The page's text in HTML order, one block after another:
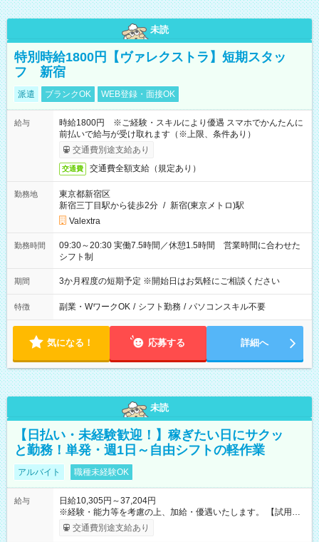
未読
特別時給1800円【ヴァレクストラ】短期スタッ
フ 新宿
派遣 ブランクOK WEB登録・面接OK
給与
時給1800円 ※ご経験・スキルにより優遇 スマホでかんたんに
前払いで給与が受け取れます（※上限、条件あり）
交通費別途支給あり
交通費 交通費全額支給（規定あり）
勤務地
東京都新宿区
新宿三丁目駅から徒歩2分 / 新宿(東京メトロ)駅
Valextra
勤務時間
09:30～20:30 実働7.5時間／休憩1.5時間 営業時間に合わせた
シフト制
期間 3か月程度の短期予定 ※開始日はお気軽にご相談ください
特徴 副業・WワークOK / シフト勤務 / パソコンスキル不要
気になる！ 応募する 詳細へ
未読
【日払い・未経験歓迎！】稼ぎたい日にサクッ
と勤務！単発・週1日～自由シフトの軽作業
アルバイト 職種未経験OK
給与
日給10,305円～37,204円
※経験・能力等を考慮の上、加給・優遇いたします。 【試用期
間】試用期間なし
交通費別途支給あり